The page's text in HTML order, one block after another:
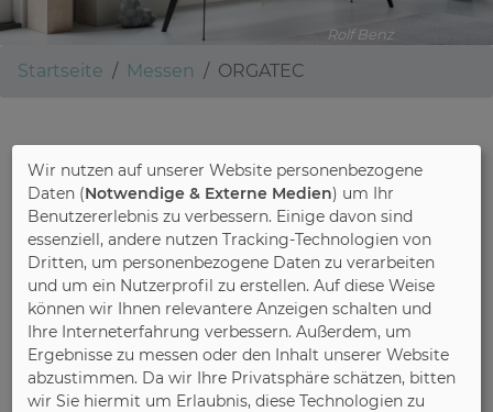
Rolf Benz
Startseite Messen ORGATEC
ORGATEC
Köln - ORGATEC
Wir nutzen auf unserer Website personenbezogene
Daten (Notwendige & Externe Medien) um Ihr
Benutzererlebnis zu verbessern. Einige davon sind
essenziell, andere nutzen Tracking-Technologien von
Dritten, um personenbezogene Daten zu verarbeiten
und um ein Nutzerprofil zu erstellen. Auf diese Weise
können wir Ihnen relevantere Anzeigen schalten und
Ihre Interneterfahrung verbessern. Außerdem, um
Ergebnisse zu messen oder den Inhalt unserer Website
abzustimmen. Da wir Ihre Privatsphäre schätzen, bitten
wir Sie hiermit um Erlaubnis, diese Technologien zu